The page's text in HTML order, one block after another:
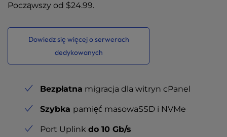
Począwszy od $24.99.
Dowiedz się więcej o serwerach
dedykowanych
Bezpłatna migracja dla witryn cPanel
Szybka pamięć masowaSSD i NVMe
Port Uplink do 10 Gb/s